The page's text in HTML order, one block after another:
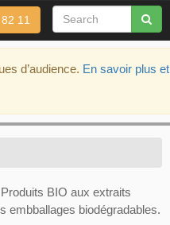
d’audience. En savoir plus et
11
BIO aux extraits
embballages biodégradables.